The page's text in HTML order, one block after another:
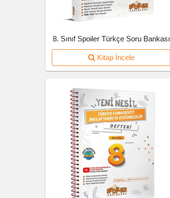
8. Sınıf Spoiler Türkçe Soru Bankası
Kitap İncele